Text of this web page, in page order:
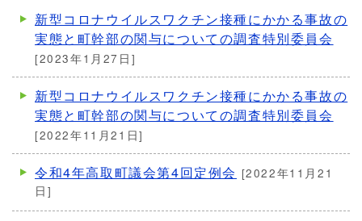
新型コロナウイルスワクチン接種にかかる事故の
実態と町幹部の関与についての調査特別委員会
[2023年1月27日]
新型コロナウイルスワクチン接種にかかる事故の
実態と町幹部の関与についての調査特別委員会
[2022年11月21日]
令和4年高取町議会第4回定例会 [2022年11月21
日]